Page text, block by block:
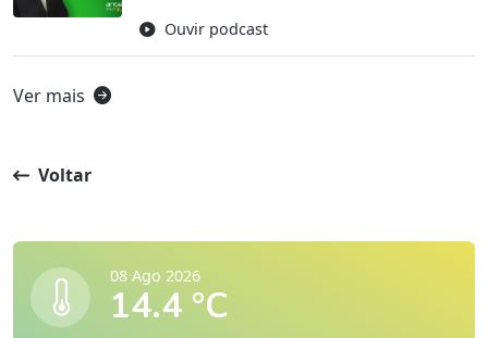
Ouvir podcast
Ver mais
Voltar
08 Ago 2026
14.4 °C